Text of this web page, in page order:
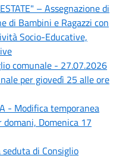
– Assegnazione di
di Bambini e Ragazzi con
Socio-Educative,
comunale - 27.07.2026
per giovedì 25 alle ore
- Modifica temporanea
Domenica 17
di Consiglio